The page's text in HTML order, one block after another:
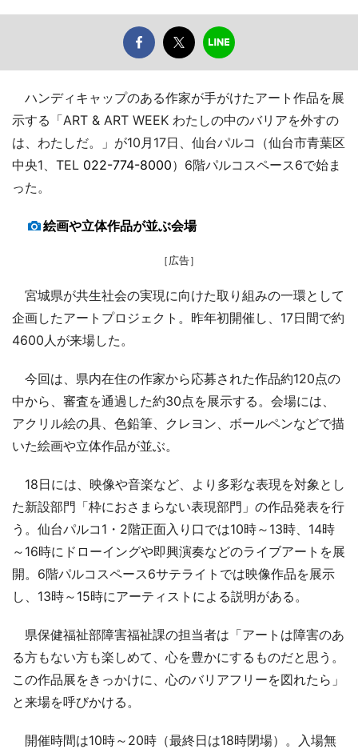
ハンディキャップのある作家が手がけたアート作品を展
示する「ART & ART WEEK わたしの中のバリアを外すの
は、わたしだ。」が10月17日、仙台パルコ（仙台市青葉区
中央1、TEL 022-774-8000）6階パルコスペース6で始ま
った。
絵画や立体作品が並ぶ会場
［広告］
宮城県が共生社会の実現に向けた取り組みの一環として
企画したアートプロジェクト。昨年初開催し、17日間で約
4600人が来場した。
今回は、県内在住の作家から応募された作品約120点の
中から、審査を通過した約30点を展示する。会場には、
アクリル絵の具、色鉛筆、クレヨン、ボールペンなどで描
いた絵画や立体作品が並ぶ。
18日には、映像や音楽など、より多彩な表現を対象とし
た新設部門「枠におさまらない表現部門」の作品発表を行
う。仙台パルコ1・2階正面入り口では10時～13時、14時
～16時にドローイングや即興演奏などのライブアートを展
開。6階パルコスペース6サテライトでは映像作品を展示
し、13時～15時にアーティストによる説明がある。
県保健福祉部障害福祉課の担当者は「アートは障害のあ
る方もない方も楽しめて、心を豊かにするものだと思う。
この作品展をきっかけに、心のバリアフリーを図れたら」
と来場を呼びかける。
開催時間は10時～20時（最終日は18時閉場）。入場無